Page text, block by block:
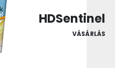
HDSentinel
VÁSÁRLÁS